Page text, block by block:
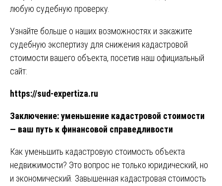
любую судебную проверку.
Узнайте больше о наших возможностях и закажите
судебную экспертизу для снижения кадастровой
стоимости вашего объекта, посетив наш официальный
сайт:
https://sud-expertiza.ru
Заключение: уменьшение кадастровой стоимости
— ваш путь к финансовой справедливости
Как уменьшить кадастровую стоимость объекта
недвижимости? Это вопрос не только юридический, но
и экономический. Завышенная кадастровая стоимость